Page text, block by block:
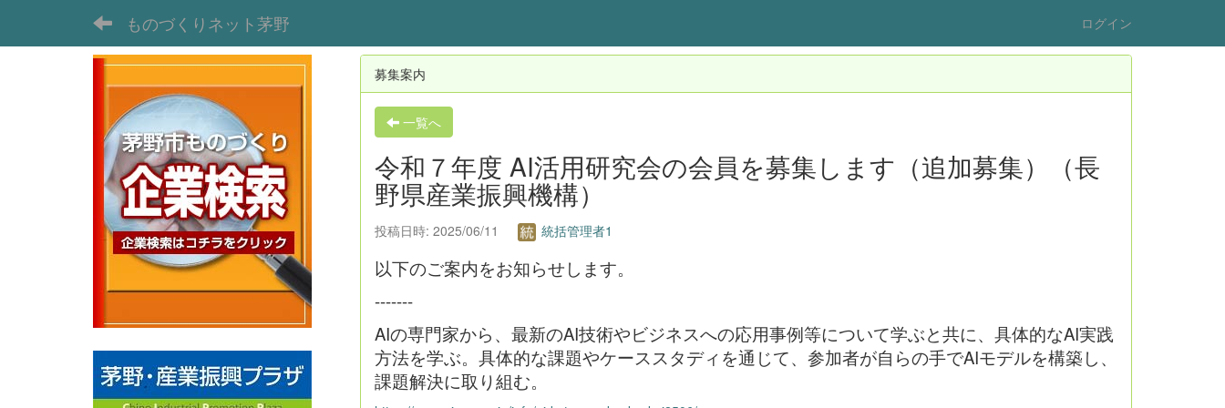
ものづくりネット茅野 ログイン
募集案内
一覧へ
令和７年度 AI活用研究会の会員を募集します（追加募集）（長
野県産業振興機構）
投稿日時: 2025/06/11 統括管理者1
以下のご案内をお知らせします。
-------
AIの専門家から、最新のAI技術やビジネスへの応用事例等について学ぶと共に、具体的なAI実践
方法を学ぶ。具体的な課題やケーススタディを通じて、参加者が自らの手でAIモデルを構築し、
課題解決に取り組む。